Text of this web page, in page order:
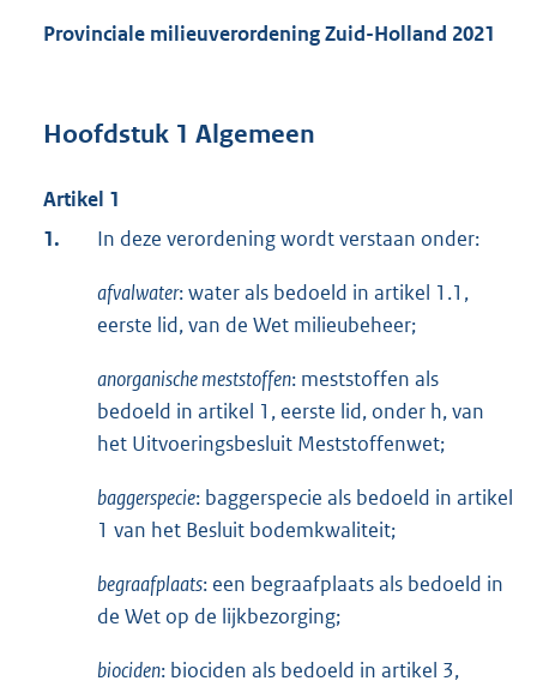
Provinciale milieuverordening Zuid-Holland 2021
Hoofdstuk 1 Algemeen
Artikel 1
1.
In deze verordening wordt verstaan onder:
afvalwater: water als bedoeld in artikel 1.1,
eerste lid, van de Wet milieubeheer;
anorganische meststoffen: meststoffen als
bedoeld in artikel 1, eerste lid, onder h, van
het Uitvoeringsbesluit Meststoffenwet;
baggerspecie: baggerspecie als bedoeld in artikel
1 van het Besluit bodemkwaliteit;
begraafplaats: een begraafplaats als bedoeld in
de Wet op de lijkbezorging;
biociden: biociden als bedoeld in artikel 3,